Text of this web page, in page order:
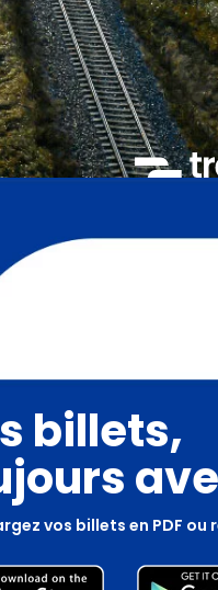
billets,
vos billets en PDF ou